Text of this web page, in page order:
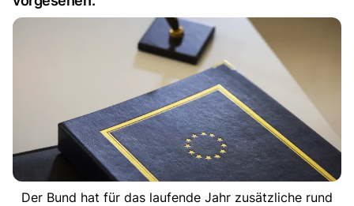
Der Bund hat für das laufende Jahr zusätzliche rund